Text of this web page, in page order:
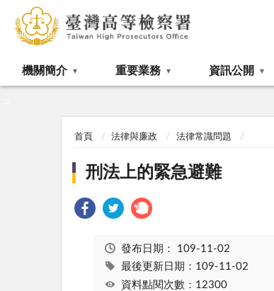
機關簡介 重要業務 資訊公開
首頁 法律與廉政 法律常識問題
刑法上的緊急避難
發布日期： 109-11-02
最後更新日期：109-11-02
資料點閱次數：12300